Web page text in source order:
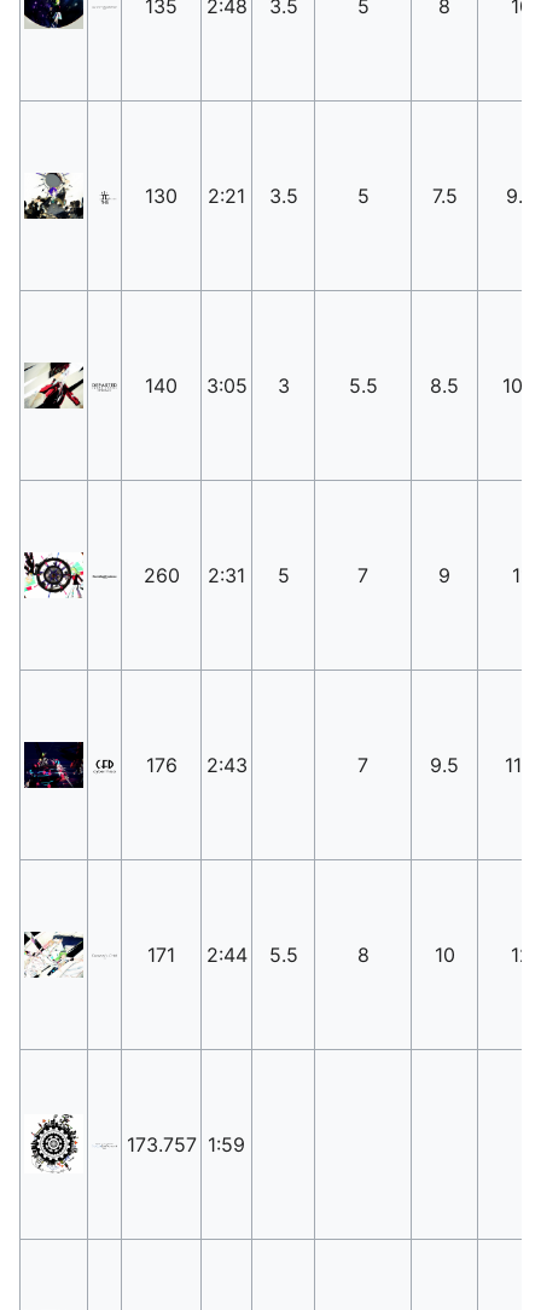
135 2:48 3.5 5 8 10
130 2:21 3.5 5 7.5 9.5
140 3:05 3 5.5 8.5 10.5
260 2:31 5 7 9 11
176 2:43 7 9.5 11.5
171 2:44 5.5 8 10 12
173.757 1:59